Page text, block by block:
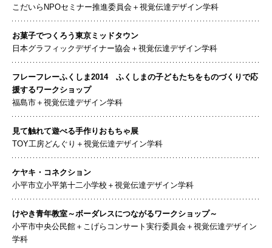
こだいらNPOセミナー推進委員会＋視覚伝達デザイン学科
お菓子でつくろう東京ミッドタウン
日本グラフィックデザイナー協会＋視覚伝達デザイン学科
フレーフレーふくしま2014 ふくしまの子どもたちをものづくりで応
援するワークショップ
福島市＋視覚伝達デザイン学科
見て触れて遊べる手作りおもちゃ展
TOY工房どんぐり＋視覚伝達デザイン学科
ケヤキ・コネクション
小平市立小平第十二小学校＋視覚伝達デザイン学科
けやき青年教室～ボーダレスにつながるワークショップ～
小平市中央公民館＋こげらコンサート実行委員会＋視覚伝達デザイン
学科